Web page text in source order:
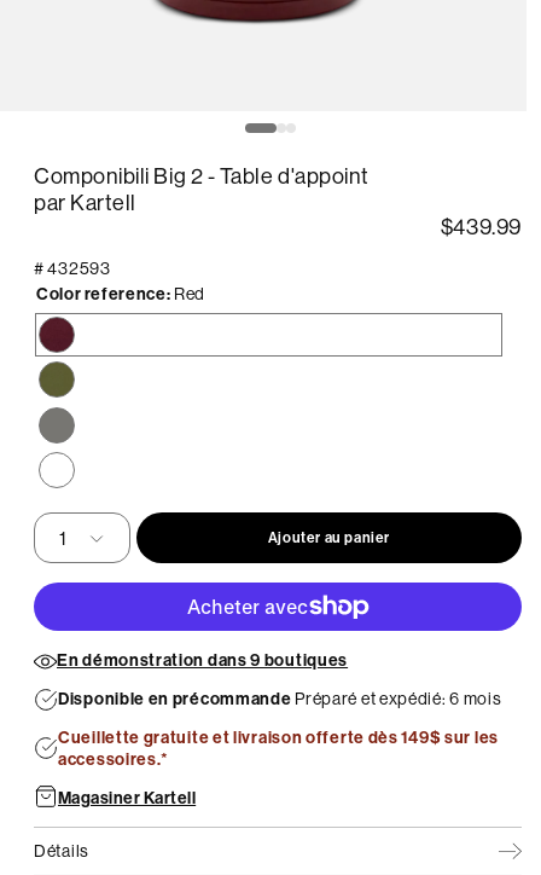
Componibili Big 2 - Table d'appoint
par Kartell
$439.99
#432593
Color reference: Red
Red
Green
Dove
Grey
White
Ajouter au panier
En démonstration dans 9 boutiques
Disponible en précommande Préparé et expédié: 6 mois
Cueillette gratuite et livraison offerte dès 149$ sur les
accessoires.*
Magasiner Kartell
Détails